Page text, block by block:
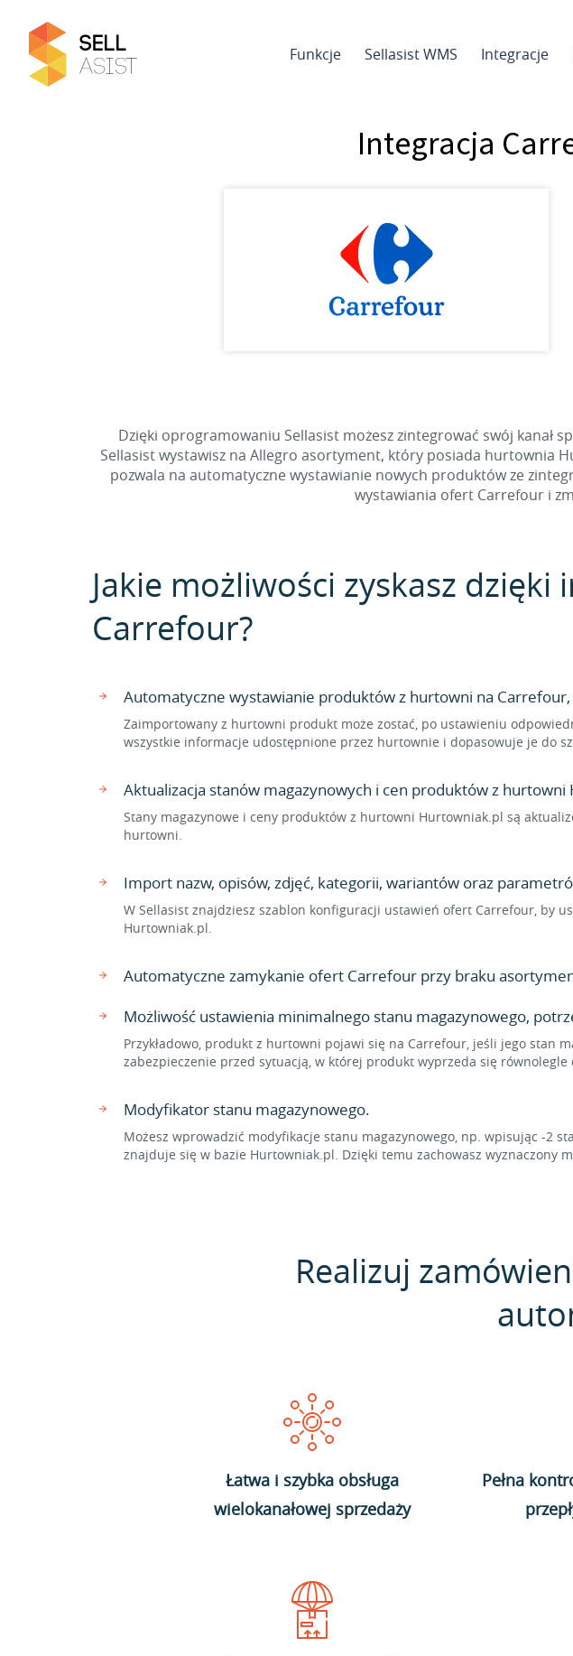
Funkcje Sellasist WMS Integracje
Integracja
Dzięki oprogramowaniu Sellasist możesz zintegrować swój kanał
Sellasist wystawisz na Allegro asortyment, który posiada hurtownia
pozwala na automatyczne wystawianie nowych produktów ze
wystawiania ofert Carrefour i
Jakie możliwości zyskasz
Carrefour?
Automatyczne wystawianie produktów z hurtowni na
Zaimportowany z hurtowni produkt może zostać, po ustawieniu
wszystkie informacje udostępnione przez hurtownie i dopasowuje je do
Aktualizacja stanów magazynowych i cen produktów z
Stany magazynowe i ceny produktów z hurtowni Hurtowniak.pl są
hurtowni.
Import nazw, opisów, zdjęć, kategorii, wariantów oraz
W Sellasist znajdziesz szablon konfiguracji ustawień ofert Carrefour, by
Hurtowniak.pl.
Automatyczne zamykanie ofert Carrefour przy braku
Możliwość ustawienia minimalnego stanu magazynowego,
Przykładowo, produkt z hurtowni pojawi się na Carrefour, jeśli jego stan
zabezpieczenie przed sytuacją, w której produkt wyprzeda się równolegle
Modyfikator stanu magazynowego.
Możesz wprowadzić modyfikacje stanu magazynowego, np. wpisując -2
znajduje się w bazie Hurtowniak.pl. Dzięki temu zachowasz wyznaczony
Realizuj
Łatwa i szybka obsługa
wielokanałowej sprzedaży
Pełna